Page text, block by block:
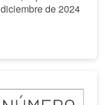
diciembre de 2024